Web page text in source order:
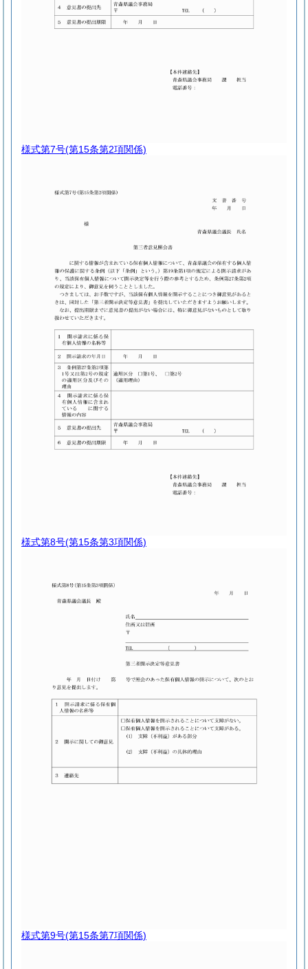
様式第7号(第15条第2項関係)
様式第8号(第15条第3項関係)
様式第9号(第15条第7項関係)